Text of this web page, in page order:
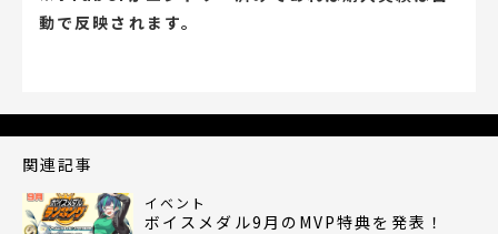
動で反映されます。
関連記事
イベント
ボイスメダル9月のMVP特典を発表！